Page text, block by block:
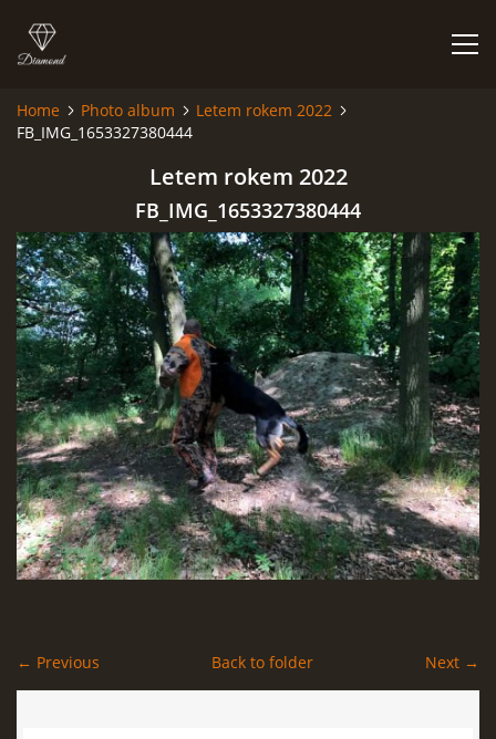
HOME
© 2026 eStránky.cz |RSS
Home Photo album
Letem rokem 2022
FB_IMG_1653327380444
Letem rokem 2022
FB_IMG_1653327380444
← Previous Next →
Back to folder